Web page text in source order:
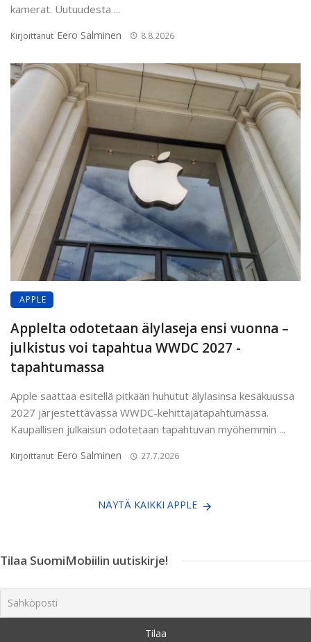
kamerat. Uutuudesta ...
Kirjoittanut Eero Salminen 8.8.2026
APPLE
Applelta odotetaan älylaseja ensi vuonna –
julkistus voi tapahtua WWDC 2027 -
tapahtumassa
Apple saattaa esitellä pitkään huhutut älylasinsa kesäkuussa
2027 järjestettävässä WWDC-kehittäjätapahtumassa.
Kaupallisen julkaisun odotetaan tapahtuvan myöhemmin ...
Kirjoittanut Eero Salminen 27.7.2026
NÄYTÄ KAIKKI APPLE
Tilaa SuomiMobiilin uutiskirje!